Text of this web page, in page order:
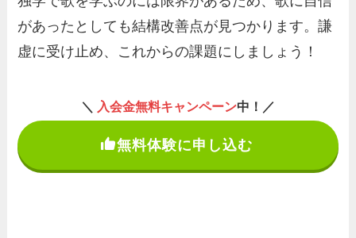
があったとしても結構改善点が見つかります。謙
虚に受け止め、これからの課題にしましょう！
＼ 入会金無料キャンペーン中！／
無料体験に申し込む